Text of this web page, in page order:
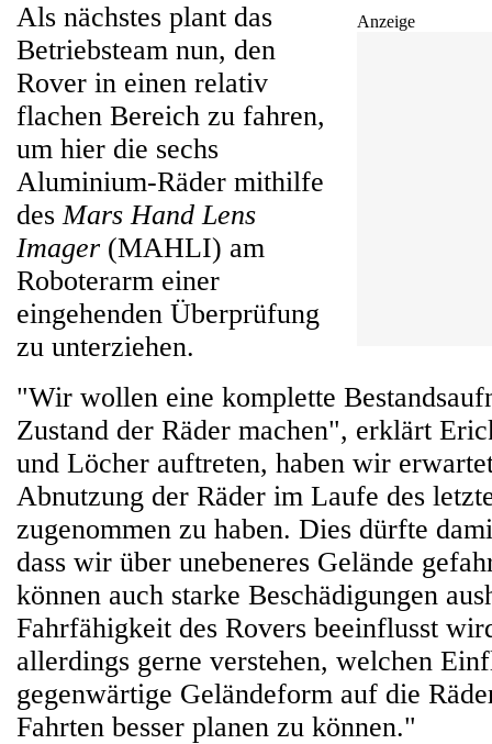
Anzeige
Als nächstes plant das
Betriebsteam nun, den
Rover in einen relativ
flachen Bereich zu fahren,
um hier die sechs
Aluminium-Räder mithilfe
desMars Hand Lens
Imager (MAHLI) am
Roboterarm einer
eingehenden Überprüfung
zu unterziehen.
"Wir wollen eine komplette
Zustand der Räder machen", erklärt
und Löcher auftreten, haben wir
Abnutzung der Räder im Laufe des
zugenommen zu haben. Dies dürfte
dass wir über unebeneres Gelände
können auch starke Beschädigungen
Fahrfähigkeit des Rovers beeinflusst
allerdings gerne verstehen, welchen
gegenwärtige Geländeform auf die
Fahrten besser planen zu können."